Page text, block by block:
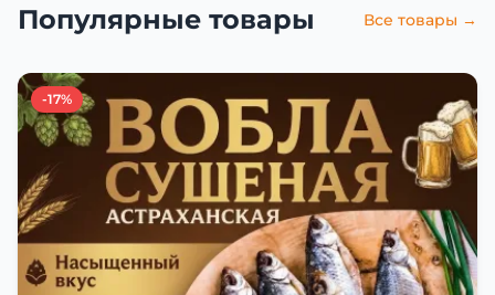
Популярные товары Все товары →
-17%